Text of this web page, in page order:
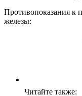
Противопоказания к
железы:
Читайте также: